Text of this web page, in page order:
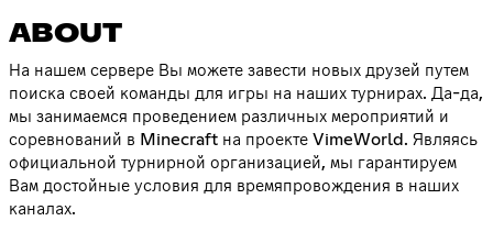
ABOUT
На нашем сервере Вы можете завести новых друзей путем
поиска своей команды для игры на наших турнирах. Да-да,
мы занимаемся проведением различных мероприятий и
соревнований в Minecraft на проекте VimeWorld. Являясь
официальной турнирной организацией, мы гарантируем
Вам достойные условия для времяпровождения в наших
каналах.